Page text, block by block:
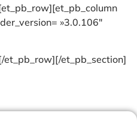
»3.0.106″
et_pb_section]